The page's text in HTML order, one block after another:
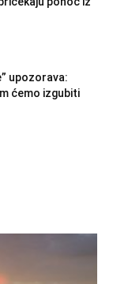
upozorava:
ćemo izgubiti